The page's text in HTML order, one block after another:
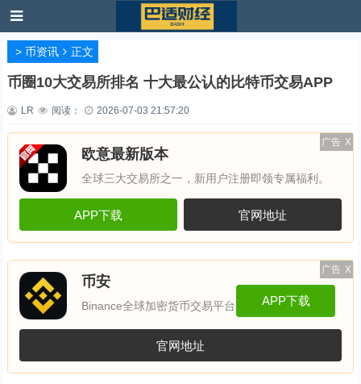
> 币资讯 正文
币圈10大交易所排名 十大最公认的比特币交易APP
LR 阅读： 2026-07-03 21:57:20
广告 X
欧意最新版本
全球三大交易所之一，新用户注册即领专属福利。
APP下载 官网地址
广告 X
币安
Binance全球加密货币交易平台 APP下载
官网地址